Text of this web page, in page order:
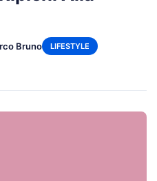
Bruno LIFESTYLE